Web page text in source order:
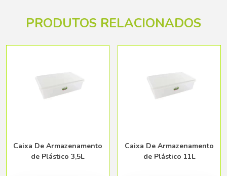
PRODUTOS RELACIONADOS
Caixa De Armazenamento
de Plástico 3,5L
Caixa De Armazenamento
de Plástico 11L